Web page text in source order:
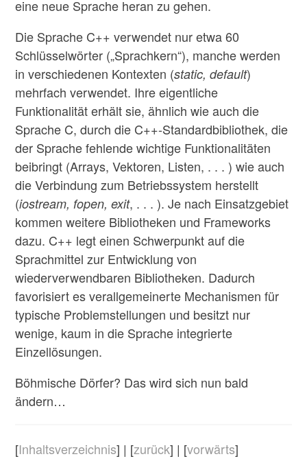
eine neue Sprache heran zu gehen.
Die Sprache C++ verwendet nur etwa 60
Schlüsselwörter („Sprachkern“), manche werden
in verschiedenen Kontexten (static, default)
mehrfach verwendet. Ihre eigentliche
Funktionalität erhält sie, ähnlich wie auch die
Sprache C, durch die C++-Standardbibliothek, die
der Sprache fehlende wichtige Funktionalitäten
beibringt (Arrays, Vektoren, Listen, . . . ) wie auch
die Verbindung zum Betriebssystem herstellt
(iostream, fopen, exit, . . . ). Je nach Einsatzgebiet
kommen weitere Bibliotheken und Frameworks
dazu. C++ legt einen Schwerpunkt auf die
Sprachmittel zur Entwicklung von
wiederverwendbaren Bibliotheken. Dadurch
favorisiert es verallgemeinerte Mechanismen für
typische Problemstellungen und besitzt nur
wenige, kaum in die Sprache integrierte
Einzellösungen.
Böhmische Dörfer? Das wird sich nun bald
ändern…
[Inhaltsverzeichnis] | [zurück] | [vorwärts]